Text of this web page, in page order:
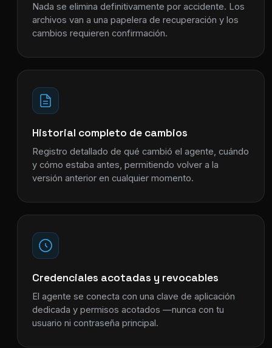
Nada se elimina definitivamente por accidente. Los
archivos van a una papelera de recuperación y los
cambios requieren confirmación.
Historial completo de cambios
Registro detallado de qué cambió el agente, cuándo
y cómo estaba antes, permitiendo volver a la
versión anterior en cualquier momento.
Credenciales acotadas y revocables
El agente se conecta con una clave de aplicación
dedicada y permisos acotados —nunca con tu
usuario ni contraseña principal.